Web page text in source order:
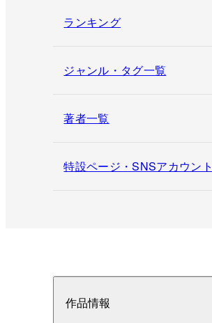
ランキング
ジャンル・タグ一覧
著者一覧
特設ページ・SNSアカウン
作品情報